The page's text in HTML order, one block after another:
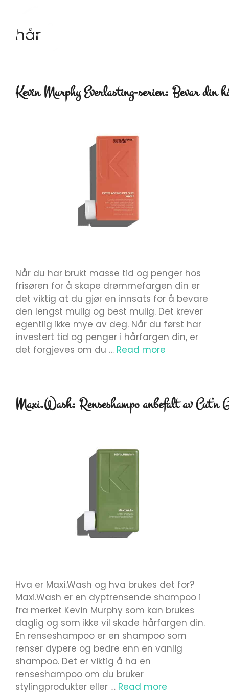
hår
Kevin Murphy Everlasting-serien: Bevar din
Når du har brukt masse tid og penger hos
frisøren for å skape drømmefargen din er
det viktig at du gjør en innsats for å bevare
den lengst mulig og best mulig. Det krever
egentlig ikke mye av deg. Når du først har
investert tid og penger i hårfargen din, er
det forgjeves om du … Read more
Maxi.Wash: Renseshampo anbefalt av Cut’n
Hva er Maxi.Wash og hva brukes det for?
Maxi.Wash er en dyptrensende shampoo i
fra merket Kevin Murphy som kan brukes
daglig og som ikke vil skade hårfargen din.
En renseshampoo er en shampoo som
renser dypere og bedre enn en vanlig
shampoo. Det er viktig å ha en
renseshampoo om du bruker
stylingprodukter eller … Read more